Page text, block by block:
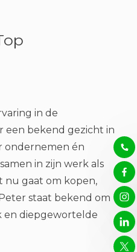
in de
een bekend gezicht in
ondernemen én
in zijn werk als
nu gaat om kopen,
staat bekend om
en diepgewortelde